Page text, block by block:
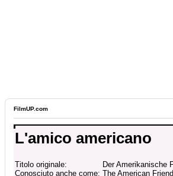
FilmUP.com
L'amico americano
Titolo originale:
Der Amerikanische
Conosciuto anche come: The American Friend